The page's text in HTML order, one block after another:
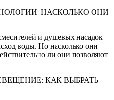
НАСКОЛЬКО ОНИ
и душевых насадок
воды. Но насколько они
ли они позволяют
КАК ВЫБРАТЬ